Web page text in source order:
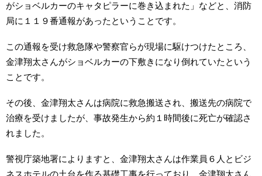
がショベルカーのキャタピラーに巻き込まれた」などと、消防
局に１１９番通報があったということです。
この通報を受け救急隊や警察官らが現場に駆けつけたところ、
金津翔太さんがショベルカーの下敷きになり倒れていたという
ことです。
その後、金津翔太さんは病院に救急搬送され、搬送先の病院で
治療を受けましたが、事故発生から約１時間後に死亡が確認さ
れました。
警視庁築地署によりますと、金津翔太さんは作業員６人とビジ
ネスホテルの土台を作る基礎工事を行っており、金津翔太さん